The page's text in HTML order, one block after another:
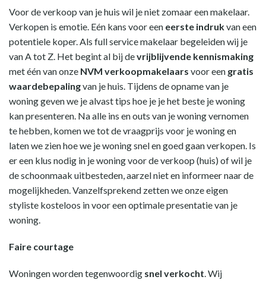
Voor de verkoop van je huis wil je niet zomaar een makelaar.
Verkopen is emotie. Eén kans voor een eerste indrukvan een
potentiele koper. Als full service makelaar begeleiden wij je
van A tot Z. Het begint al bij devrijblijvende kennismaking
met één van onze NVM verkoopmakelaars voor een gratis
waardebepalingvan je huis. Tijdens de opname van je
woning geven we je alvast tips hoe je je het beste je woning
kan presenteren. Na alle ins en outs van je woning vernomen
te hebben, komen we tot de vraagprijs voor je woning en
laten we zien hoe we je woning snel en goed gaan verkopen. Is
er een klus nodig in je woning voor de verkoop (huis) of wil je
de schoonmaak uitbesteden, aarzel niet en informeer naar de
mogelijkheden. Vanzelfsprekend zetten we onze eigen
styliste kosteloos in voor een optimale presentatie van je
woning.
Faire courtage
Woningen worden tegenwoordig snel verkocht. Wij